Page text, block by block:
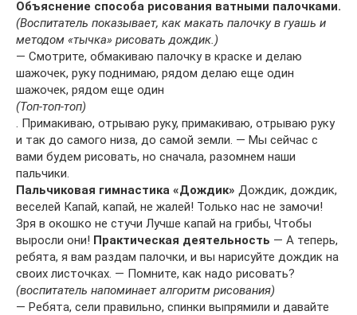
Объяснение способа рисования ватными палочками.
(Воспитатель показывает, как макать палочку в гуашь и
методом «тычка» рисовать дождик.)
— Смотрите, обмакиваю палочку в краске и делаю
шажочек, руку поднимаю, рядом делаю еще один
шажочек, рядом еще один
(Топ-топ-топ)
. Примакиваю, отрываю руку, примакиваю, отрываю руку
и так до самого низа, до самой земли. — Мы сейчас с
вами будем рисовать, но сначала, разомнем наши
пальчики.
Пальчиковая гимнастика «Дождик» Дождик, дождик,
веселей Капай, капай, не жалей! Только нас не замочи!
Зря в окошко не стучи Лучше капай на грибы, Чтобы
выросли они! Практическая деятельность — А теперь,
ребята, я вам раздам палочки, и вы нарисуйте дождик на
своих листочках. — Помните, как надо рисовать?
(воспитатель напоминает алгоритм рисования)
— Ребята, сели правильно, спинки выпрямили и давайте